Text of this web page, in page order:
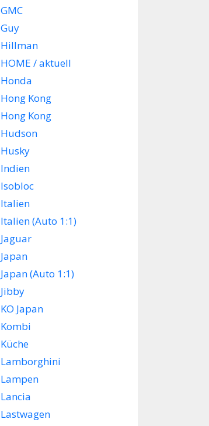
GMC
Guy
Hillman
HOME / aktuell
Honda
Hong Kong
Hong Kong
Hudson
Husky
Indien
Isobloc
Italien
Italien (Auto 1:1)
Jaguar
Japan
Japan (Auto 1:1)
Jibby
KO Japan
Kombi
Küche
Lamborghini
Lampen
Lancia
Lastwagen